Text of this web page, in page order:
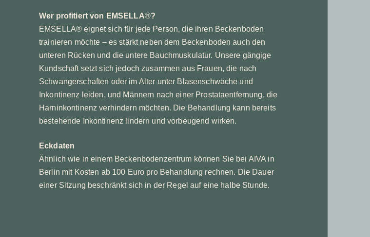
Wer profitiert von EMSELLA®?
EMSELLA® eignet sich für jede Person, die ihren Beckenboden
trainieren möchte – es stärkt neben dem Beckenboden auch den
unteren Rücken und die untere Bauchmuskulatur. Unsere gängige
Kundschaft setzt sich jedoch zusammen aus Frauen, die nach
Schwangerschaften oder im Alter unter Blasenschwäche und
Inkontinenz leiden, und Männern nach einer Prostataentfernung, die
Harninkontinenz verhindern möchten. Die Behandlung kann bereits
bestehende Inkontinenz lindern und vorbeugend wirken.
Eckdaten
Ähnlich wie in einem Beckenbodenzentrum können Sie bei AIVA in
Berlin mit Kosten ab 100 Euro pro Behandlung rechnen. Die Dauer
einer Sitzung beschränkt sich in der Regel auf eine halbe Stunde.